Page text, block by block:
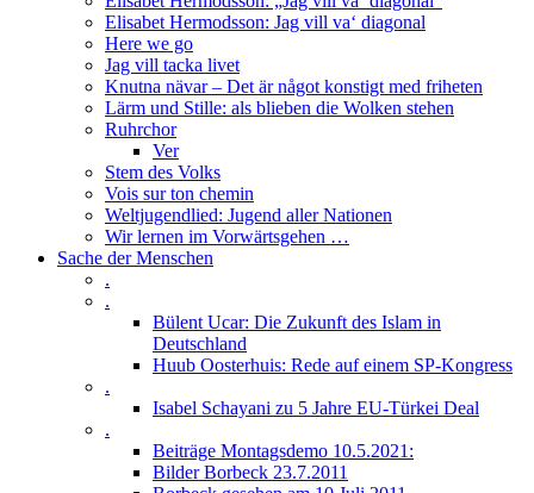
Elisabet Hermodsson: Jag vill va‘ diagonal
Here we go
Jag vill tacka livet
Knutna nävar – Det är något konstigt med friheten
Lärm und Stille: als blieben die Wolken stehen
Ruhrchor
Ver
Stem des Volks
Vois sur ton chemin
Weltjugendlied: Jugend aller Nationen
Wir lernen im Vorwärtsgehen …
Sache der Menschen
.
.
Bülent Ucar: Die Zukunft des Islam in
Deutschland
Huub Oosterhuis: Rede auf einem SP-Kongress
.
Isabel Schayani zu 5 Jahre EU-Türkei Deal
.
Beiträge Montagsdemo 10.5.2021:
Bilder Borbeck 23.7.2011